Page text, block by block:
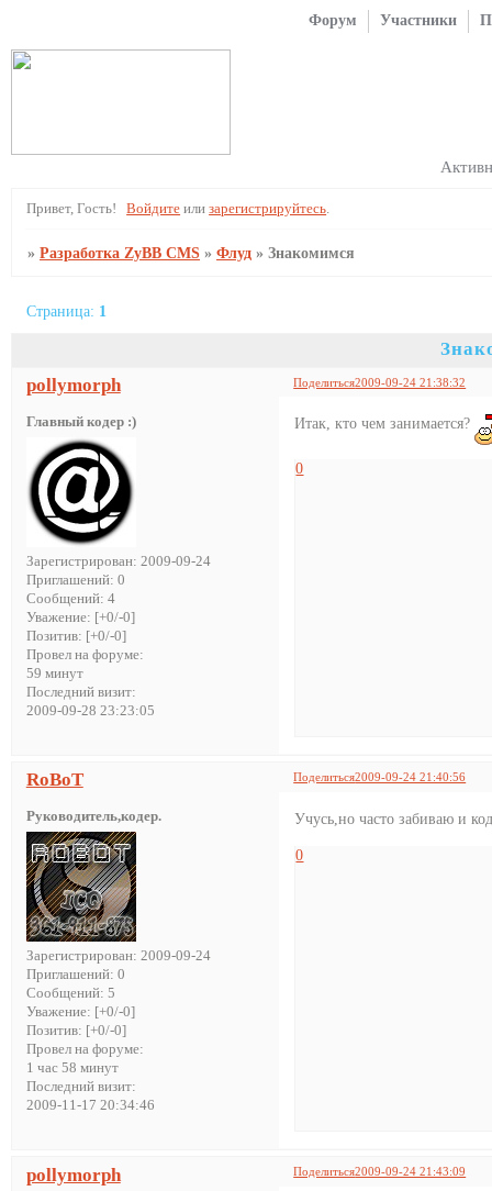
Форум Участники
Привет, Гость! Войдите илизарегистрируйтесь
»Разработка ZyBB CMS »Флуд »Знакомимся
Страница: 1
Поделиться2009-09-24 21:38:32
pollymorph
Главный кодер :)
Зарегистрирован: 2009-09-24
Приглашений: 0
Сообщений: 4
Уважение: [+0/-0]
Позитив: [+0/-0]
Провел на форуме:
59 минут
Последний визит:
2009-09-28 23:23:05
Итак, кто чем занимается?
0
Поделиться2009-09-24 21:40:56
RoBoT
Руководитель,кодер.
Зарегистрирован: 2009-09-24
Приглашений: 0
Сообщений: 5
Уважение: [+0/-0]
Позитив: [+0/-0]
Провел на форуме:
1 час 58 минут
Последний визит:
2009-11-17 20:34:46
Учусь,но часто забиваю и
0
Поделиться2009-09-24 21:43:09
pollymorph